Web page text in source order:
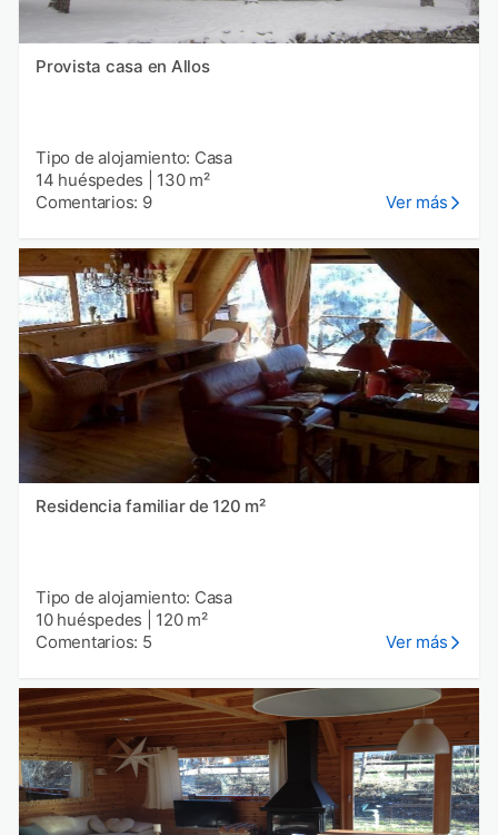
Provista casa en Allos
Tipo de alojamiento: Casa
14 huéspedes
130 m²
Comentarios: 9
Ver más
Residencia familiar de 120 m²
Tipo de alojamiento: Casa
10 huéspedes
120 m²
Comentarios: 5
Ver más